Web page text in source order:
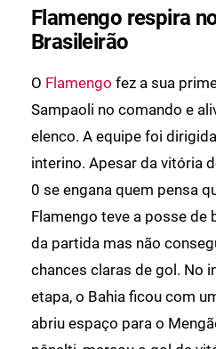
Flamengo respira
Brasileirão
O Flamengo fez a sua
Sampaoli no comando e
elenco. A equipe foi
interino. Apesar da vitória
0 se engana quem pensa
Flamengo teve a posse de
da partida mas não
chances claras de gol. No
etapa, o Bahia ficou com
abriu espaço para o